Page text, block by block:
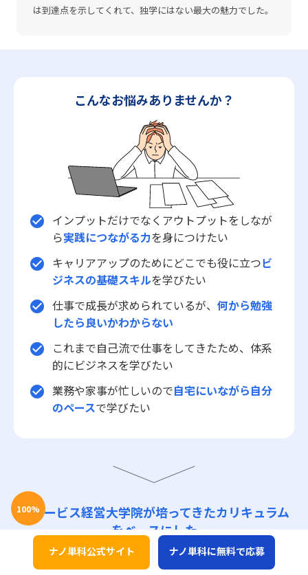
ナノ単科公式サイト ナノ単科に無料で応募
100%
は到達点を示してくれて、独学にはない最大の魅力でした。
こんなお悩みありませんか？
check_circle インプットだけでなくアウトプットをしなが
ら実践につながる力を身につけたい
check_circle キャリアアップのためにどこでも役に立つビ
ジネスの基礎スキルを学びたい
check_circle 仕事で成長が求められているが、 何から勉強
したら良いかわからない
check_circle
これまで自己流で仕事をしてきたため、体系
的にビジネスを学びたい
check_circle 業務や家事が忙しいので自宅にいながら自分
のペースで学びたい
グロービス経営大学院が培ってきたカリキュラム
をベースにした
ナノ単科で解決！